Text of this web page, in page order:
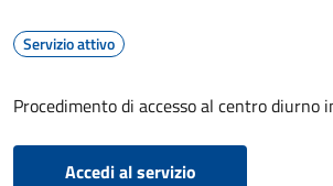
Servizio attivo
Procedimento di accesso al centro diurno
Accedi al servizio